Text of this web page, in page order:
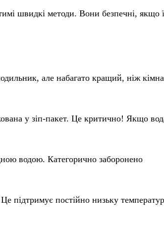
швидкі методи. Вони безпечні, якщо
але набагато кращий, ніж
у зіп-пакет. Це критично! Якщо
водою. Категорично заборонено
підтримує постійно низьку